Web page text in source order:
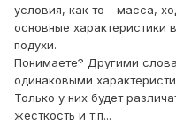
условия, как то - масса,
основные характеристики
подухи.
Понимаете? Другими
одинаковыми
Только у них будет
жесткость и т.п...